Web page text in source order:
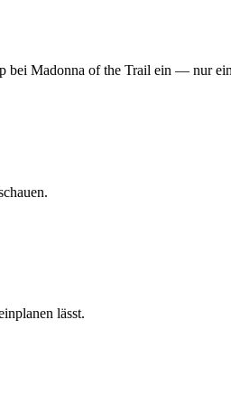
bei Madonna of the Trail ein — nur
lässt.